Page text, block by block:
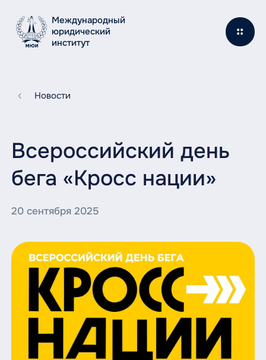
Международный
юридический
институт
Новости
Всероссийский день
бега «Кросс нации»
20 сентября 2025